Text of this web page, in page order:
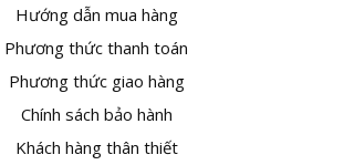
Hướng dẫn mua hàng
Phương thức thanh toán
Phương thức giao hàng
Chính sách bảo hành
Khách hàng thân thiết